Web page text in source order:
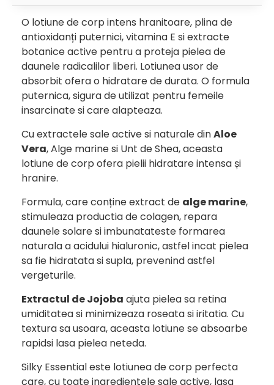
O lotiune de corp intens hranitoare, plina de
antioxidanți puternici, vitamina E si extracte
botanice active pentru a proteja pielea de
daunele radicalilor liberi. Lotiunea usor de
absorbit ofera o hidratare de durata. O formula
puternica, sigura de utilizat pentru femeile
insarcinate si care alapteaza.
Cu extractele sale active si naturale dinAloe
Vera, Alge marine si Unt de Shea, aceasta
lotiune de corp ofera pielii hidratare intensa și
hranire.
Formula, care conține extract de alge marine,
stimuleaza productia de colagen, repara
daunele solare si imbunatateste formarea
naturala a acidului hialuronic, astfel incat pielea
sa fie hidratata si supla, prevenind astfel
vergeturile.
Extractul de Jojoba ajuta pielea sa retina
umiditatea si minimizeaza roseata si iritatia. Cu
textura sa usoara, aceasta lotiune se absoarbe
rapidsi lasa pielea neteda.
Silky Essential este lotiunea de corp perfecta
care, cu toate ingredientele sale active, lasa